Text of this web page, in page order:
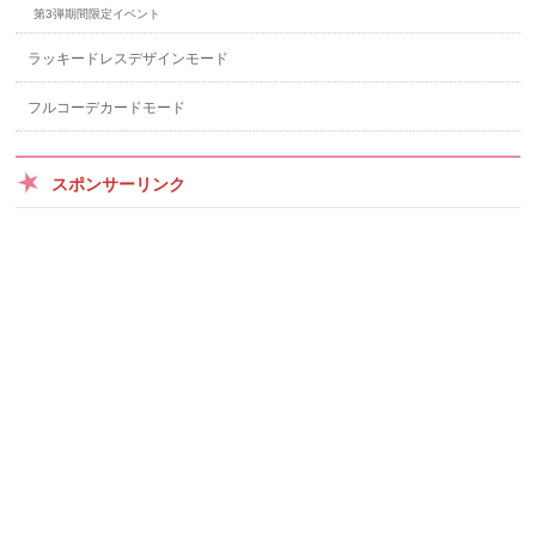
第3弾期間限定イベント
ラッキードレスデザインモード
フルコーデカードモード
スポンサーリンク